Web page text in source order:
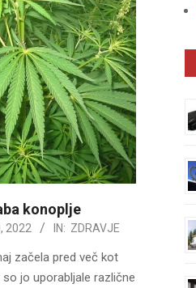
konoplje
2022 IN: ZDRAVJE
začela pred več kot
jo uporabljale različne